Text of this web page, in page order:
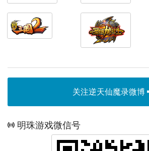
关注逆天仙魔录微博
明珠游戏微信号